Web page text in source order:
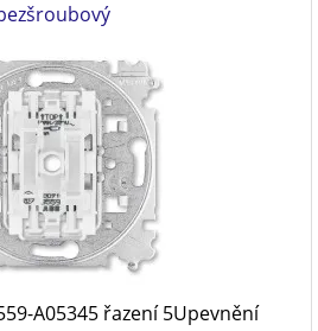
A05345 řazení 5Upevnění